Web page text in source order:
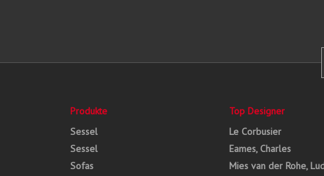
Produkte
Sessel
Sessel
Sofas
Top Designer
Le Corbusier
Eames, Charles
Mies van der Rohe,